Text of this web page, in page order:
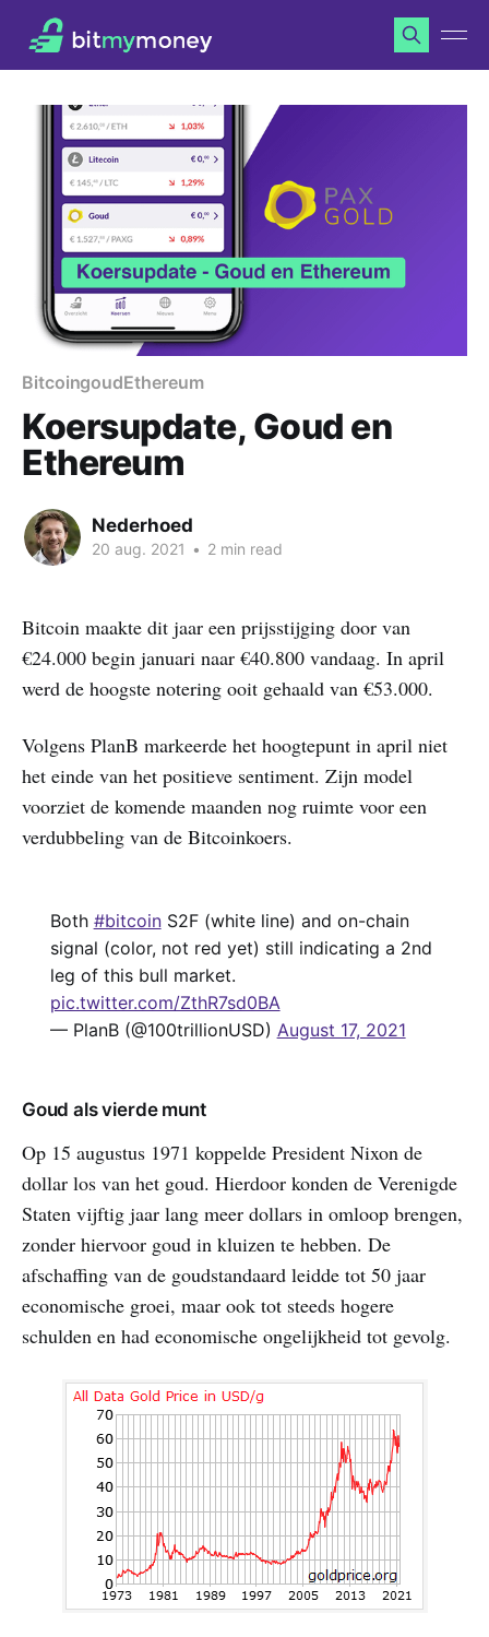
BitcoingoudEthereum
Koersupdate, Goud en
Ethereum
Nederhoed
20 aug. 2021 • 2 min read
Bitcoin maakte dit jaar een prijsstijging door van
€24.000 begin januari naar €40.800 vandaag. In april
werd de hoogste notering ooit gehaald van €53.000.
Volgens PlanB markeerde het hoogtepunt in april niet
het einde van het positieve sentiment. Zijn model
voorziet de komende maanden nog ruimte voor een
verdubbeling van de Bitcoinkoers.
Both #bitcoinS2F (white line) and on-chain
signal (color, not red yet) still indicating a 2nd
leg of this bull market.
pic.twitter.com/ZthR7sd0BA
— PlanB (@100trillionUSD) August 17, 2021
Goud als vierde munt
Op 15 augustus 1971 koppelde President Nixon de
dollar los van het goud. Hierdoor konden de Verenigde
Staten vijftig jaar lang meer dollars in omloop brengen,
zonder hiervoor goud in kluizen te hebben. De
afschaffing van de goudstandaard leidde tot 50 jaar
economische groei, maar ook tot steeds hogere
schulden en had economische ongelijkheid tot gevolg.